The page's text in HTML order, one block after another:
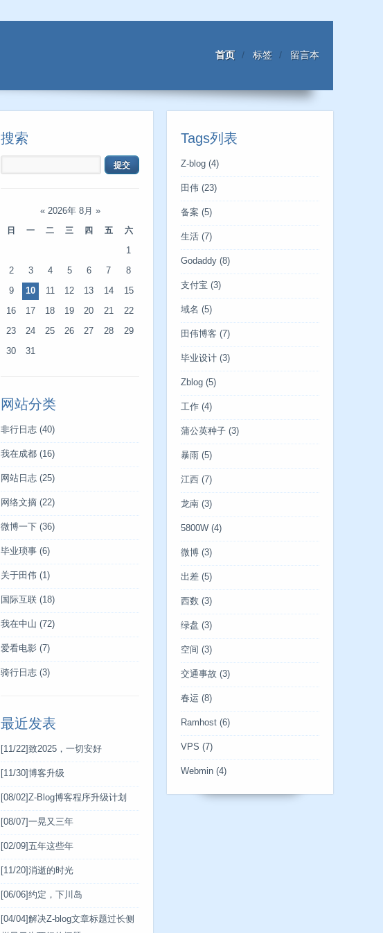
首页 标签 留言本
搜索
« 2026年 8月 »
日
一 二 三 四 五 六
1
2 3 4 5 6 7 8
9 10 11 12 13 14 15
16 17 18 19 20 21 22
23 24 25 26 27 28 29
30 31
网站分类
非行日志 (40)
我在成都 (16)
网站日志 (25)
网络文摘 (22)
微博一下 (36)
毕业琐事 (6)
关于田伟 (1)
国际互联 (18)
我在中山 (72)
爱看电影 (7)
骑行日志 (3)
最近发表
[11/22] 致2025，一切安好
[11/30] 博客升级
[08/02] Z-Blog博客程序升级计划
[08/07] 一晃又三年
[02/09] 五年这些年
[11/20] 消逝的时光
[06/06] 约定，下川岛
[04/04] 解决Z-blog文章标题过长侧
Tags列表
Z-blog (4)
田伟 (23)
备案 (5)
生活 (7)
Godaddy (8)
支付宝 (3)
域名 (5)
田伟博客 (7)
毕业设计 (3)
Zblog (5)
工作 (4)
蒲公英种子 (3)
暴雨 (5)
江西 (7)
龙南 (3)
5800W (4)
微博 (3)
出差 (5)
西数 (3)
绿盘 (3)
空间 (3)
交通事故 (3)
春运 (8)
Ramhost (6)
VPS (7)
Webmin (4)